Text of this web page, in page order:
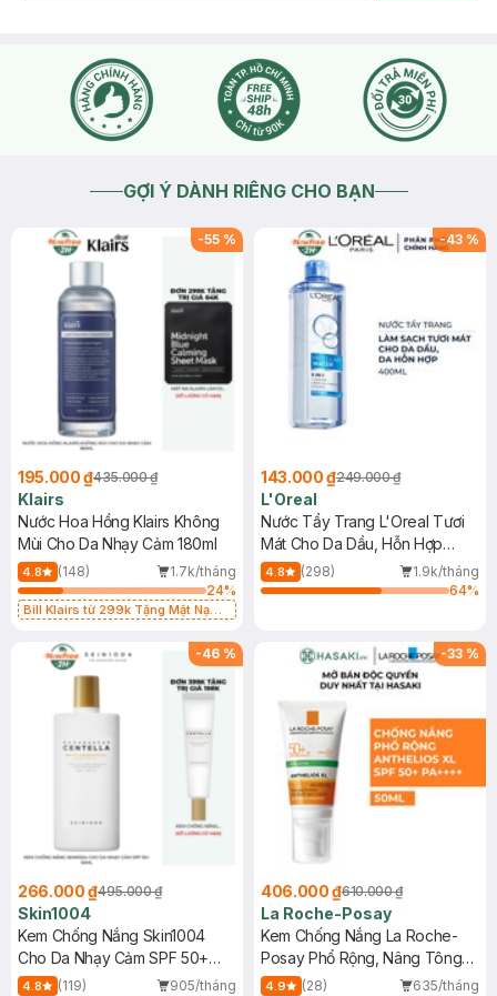
GỢI Ý DÀNH RIÊNG CHO BẠN
-55 %
195.000 ₫435.000 ₫
Klairs
Nước Hoa Hồng Klairs Không
Mùi Cho Da Nhạy Cảm 180ml
4.8 (148)
1.7k/tháng
24%
Bill Klairs từ 299k Tặng Mặt Nạ
25ml (SL Có Hạn)
-43 %
143.000 ₫249.000 ₫
L'Oreal
Nước Tẩy Trang L'Oreal Tươi
Mát Cho Da Dầu, Hỗn Hợp
400ml
4.8 (298)
1.9k/tháng
64%
-46 %
266.000 ₫495.000 ₫
Skin1004
Kem Chống Nắng Skin1004
Cho Da Nhạy Cảm SPF 50+
50ml
4.8 (119)
905/tháng
-33 %
406.000 ₫610.000 ₫
La Roche-Posay
Kem Chống Nắng La Roche-
Posay Phổ Rộng, Nâng Tông
Kiềm Dầu 50ml
4.9 (28)
635/tháng